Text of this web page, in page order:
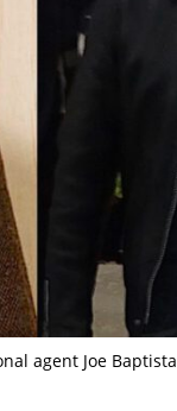
agent Joe Baptista